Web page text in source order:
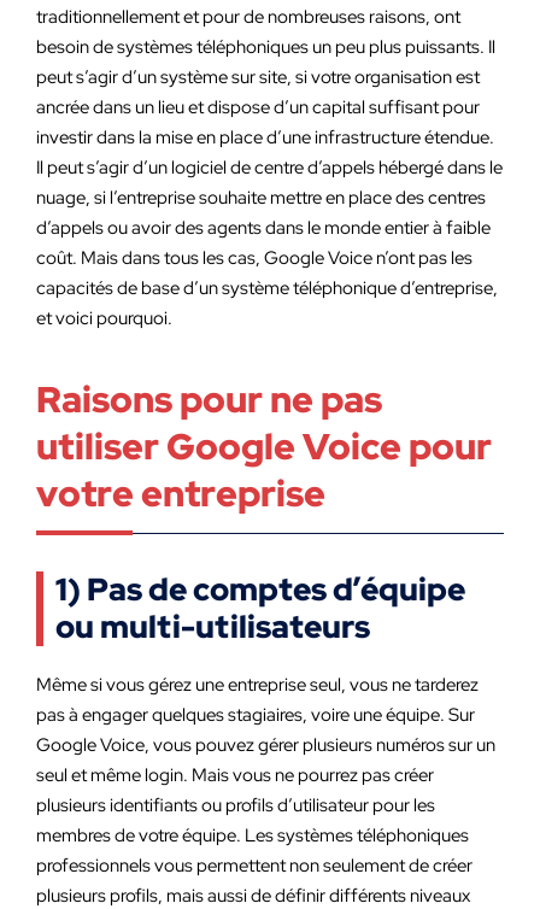
traditionnellement et pour de nombreuses raisons, ont
besoin de systèmes téléphoniques un peu plus puissants. Il
peut s’agir d’un système sur site, si votre organisation est
ancrée dans un lieu et dispose d’un capital suffisant pour
investir dans la mise en place d’une infrastructure étendue.
Il peut s’agir d’un logiciel de centre d’appels hébergé dans le
nuage, si l’entreprise souhaite mettre en place des centres
d’appels ou avoir des agents dans le monde entier à faible
coût. Mais dans tous les cas, Google Voice n’ont pas les
capacités de base d’un système téléphonique d’entreprise,
et voici pourquoi.
Raisons pour ne pas
utiliser Google Voice pour
votre entreprise
1) Pas de comptes d’équipe
ou multi-utilisateurs
Même si vous gérez une entreprise seul, vous ne tarderez
pas à engager quelques stagiaires, voire une équipe. Sur
Google Voice, vous pouvez gérer plusieurs numéros sur un
seul et même login. Mais vous ne pourrez pas créer
plusieurs identifiants ou profils d’utilisateur pour les
membres de votre équipe. Les systèmes téléphoniques
professionnels vous permettent non seulement de créer
plusieurs profils, mais aussi de définir différents niveaux